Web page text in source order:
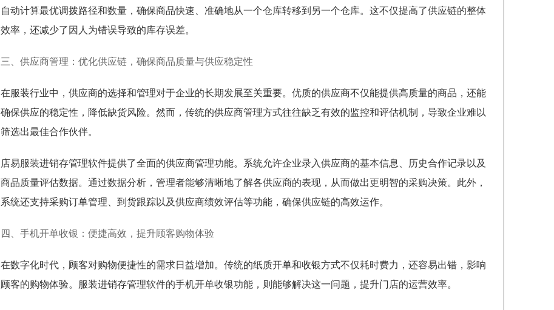
自动计算最优调拨路径和数量，确保商品快速、准确地从一个仓库转移到另一个仓库。这不仅提高了供应链的整体
效率，还减少了因人为错误导致的库存误差。
三、供应商管理：优化供应链，确保商品质量与供应稳定性
在服装行业中，供应商的选择和管理对于企业的长期发展至关重要。优质的供应商不仅能提供高质量的商品，还能
确保供应的稳定性，降低缺货风险。然而，传统的供应商管理方式往往缺乏有效的监控和评估机制，导致企业难以
筛选出最佳合作伙伴。
店易服装进销存管理软件提供了全面的供应商管理功能。系统允许企业录入供应商的基本信息、历史合作记录以及
商品质量评估数据。通过数据分析，管理者能够清晰地了解各供应商的表现，从而做出更明智的采购决策。此外，
系统还支持采购订单管理、到货跟踪以及供应商绩效评估等功能，确保供应链的高效运作。
四、手机开单收银：便捷高效，提升顾客购物体验
在数字化时代，顾客对购物便捷性的需求日益增加。传统的纸质开单和收银方式不仅耗时费力，还容易出错，影响
顾客的购物体验。服装进销存管理软件的手机开单收银功能，则能够解决这一问题，提升门店的运营效率。